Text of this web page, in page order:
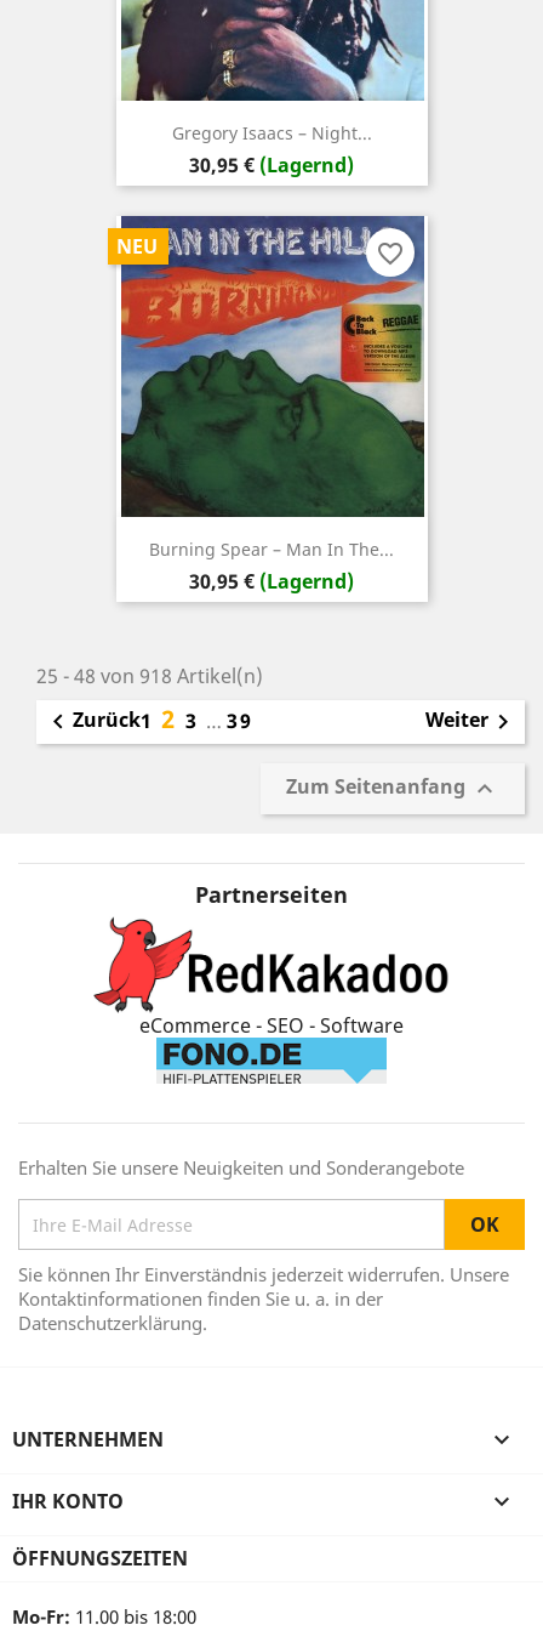
Gregory Isaacs – Night...
Preis
30,95 € (Lagernd)
Burning Spear – Man In The...
Preis
30,95 € (Lagernd)
NEU favorite_border
25 - 48 von 918 Artikel(n)
 Zurück1 2 3 … 39 Weiter 
Zum Seitenanfang 
Partnerseiten
eCommerce - SEO - Software
Erhalten Sie unsere Neuigkeiten und Sonderangebote
Sie können Ihr Einverständnis jederzeit widerrufen. Unsere
Kontaktinformationen finden Sie u. a. in der
Datenschutzerklärung.
UNTERNEHMEN 
IHR KONTO 
ÖFFNUNGSZEITEN
Mo-Fr: 11.00 bis 18:00